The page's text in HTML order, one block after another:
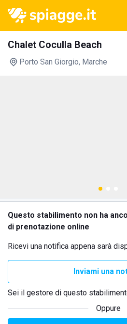
Chalet Coculla Beach
Porto San Giorgio, Marche
Questo stabilimento non ha
di prenotazione online
Ricevi una notifica appena sarà
Inviami una
Sei il gestore di questo
Oppure